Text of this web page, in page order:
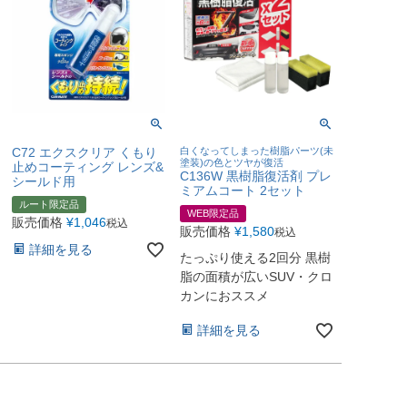
C72 エクスクリア くもり
止めコーティング レンズ&
シールド用
ルート限定品
販売価格 ¥1,046税込
詳細を見る
白くなってしまった樹脂パーツ(未
塗装)の色とツヤが復活
C136W 黒樹脂復活剤 プレ
ミアムコート 2セット
WEB限定品
販売価格 ¥1,580税込
たっぷり使える2回分 黒樹
脂の面積が広いSUV・クロ
カンにおススメ
詳細を見る